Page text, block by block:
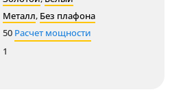
Металл, Без плафона
50 Расчет мощности
1